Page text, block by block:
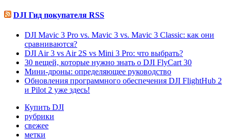
DJI Гид покупателя RSS
DJI Mavic 3 Pro vs. Mavic 3 vs. Mavic 3 Classic: как они
сравниваются?
DJI Air 3 vs Air 2S vs Mini 3 Pro: что выбрать?
30 вещей, которые нужно знать о DJI FlyCart 30
Мини-дроны: определяющее руководство
Обновления программного обеспечения DJI FlightHub 2
и Pilot 2 уже здесь!
Купить DJI
рубрики
свежее
метки